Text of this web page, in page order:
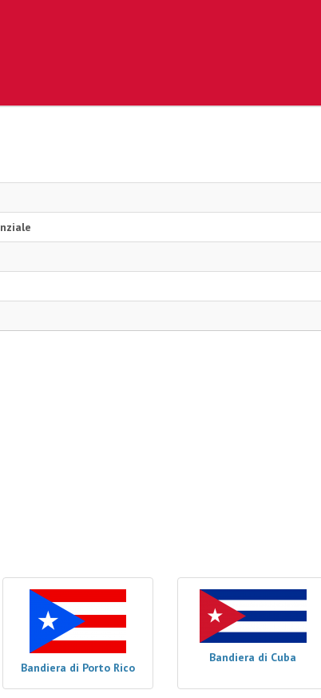
Bandiera di Porto Rico
Bandiera di Cuba